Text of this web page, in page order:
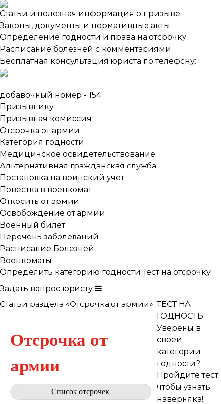
Анна Владимировна
Дежурный юрист сайта
Я дежурный юрист сайта,
Могу чем-нибудь помочь?
Моя консультация бесплатна.
Задавайте вопрос.
Статьи и полезная информация о призыве
Законы, документы и нормативные акты
Определение годности и права на отсрочку
Расписание болезней с комментариями
Бесплатная консультация юриста по телефону:
добавочный номер - 154
Призывнику
Призывная комиссия
Отсрочка от армии
Категория годности
Медицинское освидетельствование
Альтернативная гражданская служба
Постановка на воинский учет
Повестка в военкомат
Откосить от армии
Освобождение от армии
Военный билет
Перечень заболеваний
Расписание Болезней
Военкоматы
Определить категорию годности Тест на отсрочку
Задать вопрос юристу
Статьи раздела «Отсрочка от армии»
Отсрочка от
армии
Список отсрочек:
ТЕСТ НА
ГОДНОСТЬ
Уверены в
своей
категории
годности?
Пройдите тест
чтобы узнать
наверняка!